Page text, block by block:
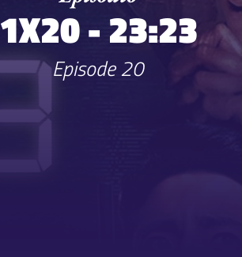
1X20 - 23:23
Episode 20